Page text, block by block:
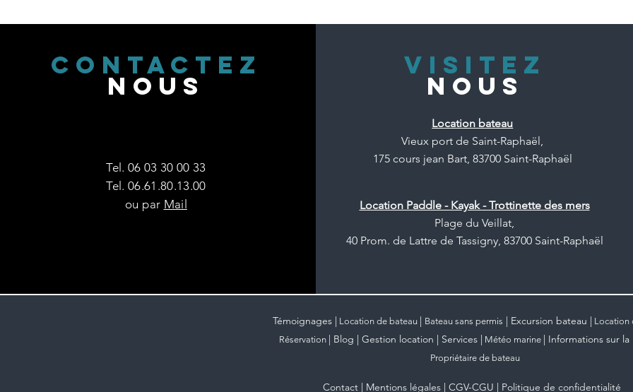
CONTACTEZ
NOUS
Tel. 06 03 30 00 33
Tel. 06.61.80.13.00
ou par Mail
VISITEZ
NOUS
Location bateau
Vieux port de Saint-Raphaël,
175 cours jean Bart, 83700 Saint-Raphaël
Location Paddle - Kayak - Trottinette des mers
Plage du Veillat,
40 Prom. de Lattre de Tassigny, 83700 Saint-Raphaël
Témoignages | Location de bateau | Bateau sans permis | Excursion bateau |
Réservation | Blog | Gestion location | Services | Météo marine | Informations sur la
Propriétaire de bateau
Contact | Mentions légales | CGV-CGU | Politique de confidentialité